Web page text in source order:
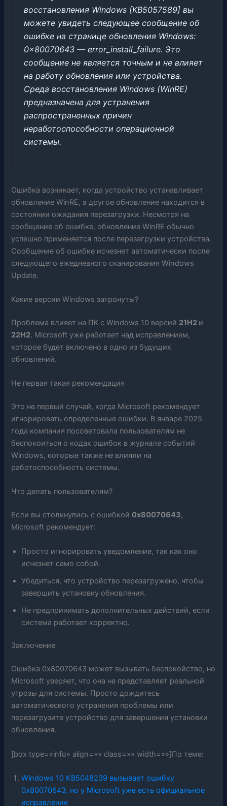
восстановления Windows [KB5057589] вы
можете увидеть следующее сообщение об
ошибке на странице обновления Windows:
0x80070643 — error_install_failure. Это
сообщение не является точным и не влияет
на работу обновления или устройства.
Среда восстановления Windows (WinRE)
предназначена для устранения
распространенных причин
неработоспособности операционной
системы.
Ошибка возникает, когда устройство устанавливает
обновление WinRE, а другое обновление находится в
состоянии ожидания перезагрузки. Несмотря на
сообщение об ошибке, обновление WinRE обычно
успешно применяется после перезагрузки устройства.
Сообщение об ошибке исчезнет автоматически после
следующего ежедневного сканирования Windows
Update.
Какие версии Windows затронуты?
Проблема влияет на ПК с Windows 10 версий 21H2 и
22H2. Microsoft уже работает над исправлением,
которое будет включено в одно из будущих
обновлений.
Не первая такая рекомендация
Это не первый случай, когда Microsoft рекомендует
игнорировать определенные ошибки. В январе 2025
года компания посоветовала пользователям не
беспокоиться о кодах ошибок в журнале событий
Windows, которые также не влияли на
работоспособность системы.
Что делать пользователям?
Если вы столкнулись с ошибкой 0x80070643,
Microsoft рекомендует:
Просто игнорировать уведомление, так как оно
исчезнет само собой.
Убедиться, что устройство перезагружено, чтобы
завершить установку обновления.
Не предпринимать дополнительных действий, если
система работает корректно.
Заключение
Ошибка 0x80070643 может вызывать беспокойство, но
Microsoft уверяет, что она не представляет реальной
угрозы для системы. Просто дождитесь
автоматического устранения проблемы или
перезагрузите устройство для завершения установки
обновления.
[box type=»info» align=»» class=»» width=»»]По теме:
Windows 10 KB5048239 вызывает ошибку
0x80070643, но у Microsoft уже есть официальное
исправление